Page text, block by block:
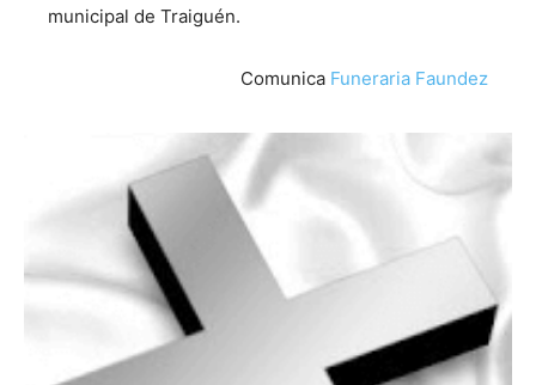
municipal de Traiguén.
Comunica Funeraria Faundez